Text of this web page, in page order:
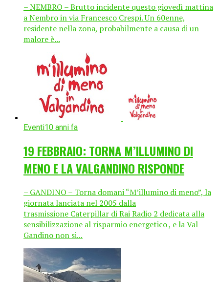
– NEMBRO – Brutto incidente questo giovedì mattina
a Nembro in via Francesco Crespi. Un 60enne,
residente nella zona, probabilmente a causa di un
malore è...
Eventi10 anni fa
19 FEBBRAIO: TORNA M’ILLUMINO DI
MENO E LA VALGANDINO RISPONDE
– GANDINO – Torna domani “M’illumino di meno”, la
giornata lanciata nel 2005 dalla
trasmissione Caterpillar di Rai Radio 2 dedicata alla
sensibilizzazione al risparmio energetico , e la Val
Gandino non si...